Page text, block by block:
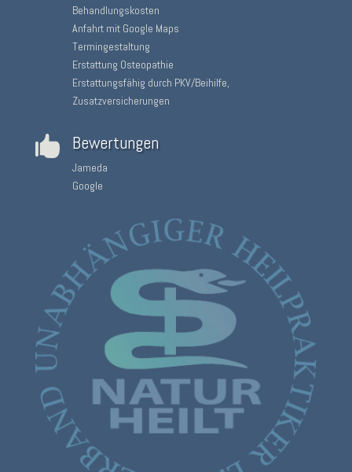
Behandlungskosten
Anfahrt mit Google Maps
Termingestaltung
Erstattung Osteopathie
Erstattungsfähig durch PKV/Beihilfe,
Zusatzversicherungen
 Bewertungen
Jameda
Google